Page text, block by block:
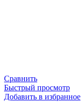
Сравнить
Быстрый просмотр
Добавить в избранное